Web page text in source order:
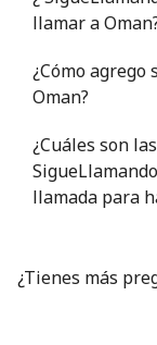
llamar a
¿Cómo
Oman?
¿Cuáles son
llamada para
¿Tienes más